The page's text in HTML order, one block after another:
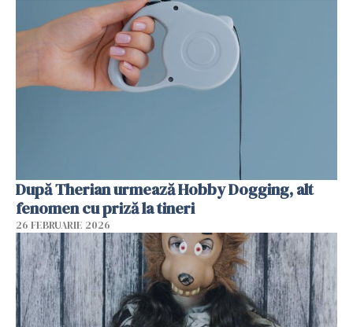
După Therian urmează Hobby Dogging, alt
fenomen cu priză la tineri
26 FEBRUARIE 2026